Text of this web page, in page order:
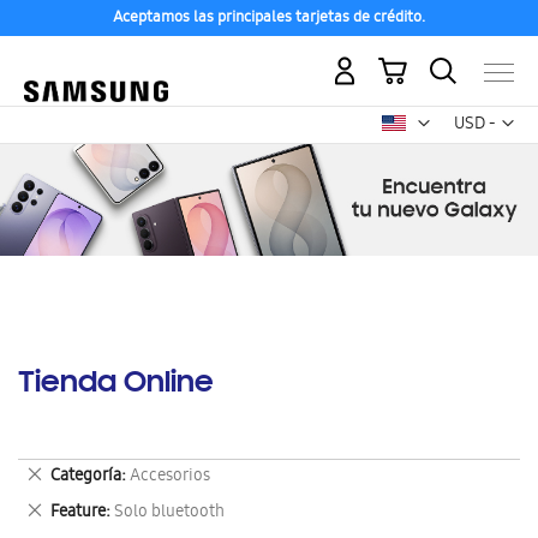
Aceptamos las principales tarjetas de crédito.
USD -
dólar
Mi carrito
Tienda Online
Categoría Accesorios
Eliminar
este
artículo
Feature Solo bluetooth
Eliminar